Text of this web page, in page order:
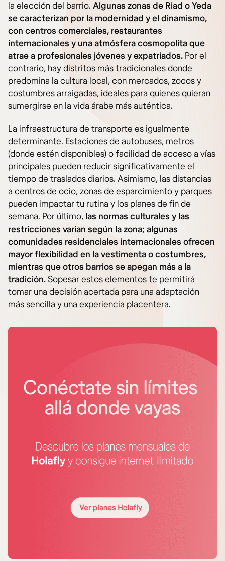
la elección del barrio. Algunas zonas de Riad o Yeda
se caracterizan por la modernidad y el dinamismo,
con centros comerciales, restaurantes
internacionales y una atmósfera cosmopolita que
atrae a profesionales jóvenes y expatriados. Por el
contrario, hay distritos más tradicionales donde
predomina la cultura local, con mercados, zocos y
costumbres arraigadas, ideales para quienes quieran
sumergirse en la vida árabe más auténtica.
La infraestructura de transporte es igualmente
determinante. Estaciones de autobuses, metros
(donde estén disponibles) o facilidad de acceso a vías
principales pueden reducir significativamente el
tiempo de traslados diarios. Asimismo, las distancias
a centros de ocio, zonas de esparcimiento y parques
pueden impactar tu rutina y los planes de fin de
semana. Por último, las normas culturales y las
restricciones varían según la zona; algunas
comunidades residenciales internacionales ofrecen
mayor flexibilidad en la vestimenta o costumbres,
mientras que otros barrios se apegan más a la
tradición.Sopesar estos elementos te permitirá
tomar una decisión acertada para una adaptación
más sencilla y una experiencia placentera.